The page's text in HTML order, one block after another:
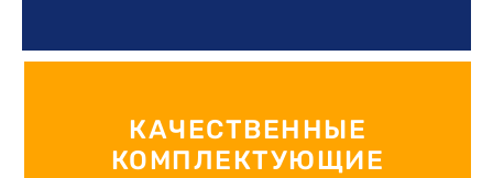
КАЧЕСТВЕННЫЕ
КОМПЛЕКТУЮЩИЕ